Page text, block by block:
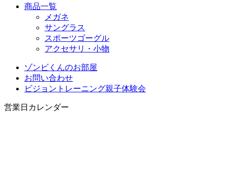
商品一覧
メガネ
サングラス
スポーツゴーグル
アクセサリ・小物
ゾンビくんのお部屋
お問い合わせ
ビジョントレーニング親子体験会
営業日カレンダー